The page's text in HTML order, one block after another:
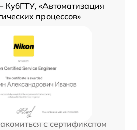
КубГТУ, «Автоматизация
процессов»
с сертификатом